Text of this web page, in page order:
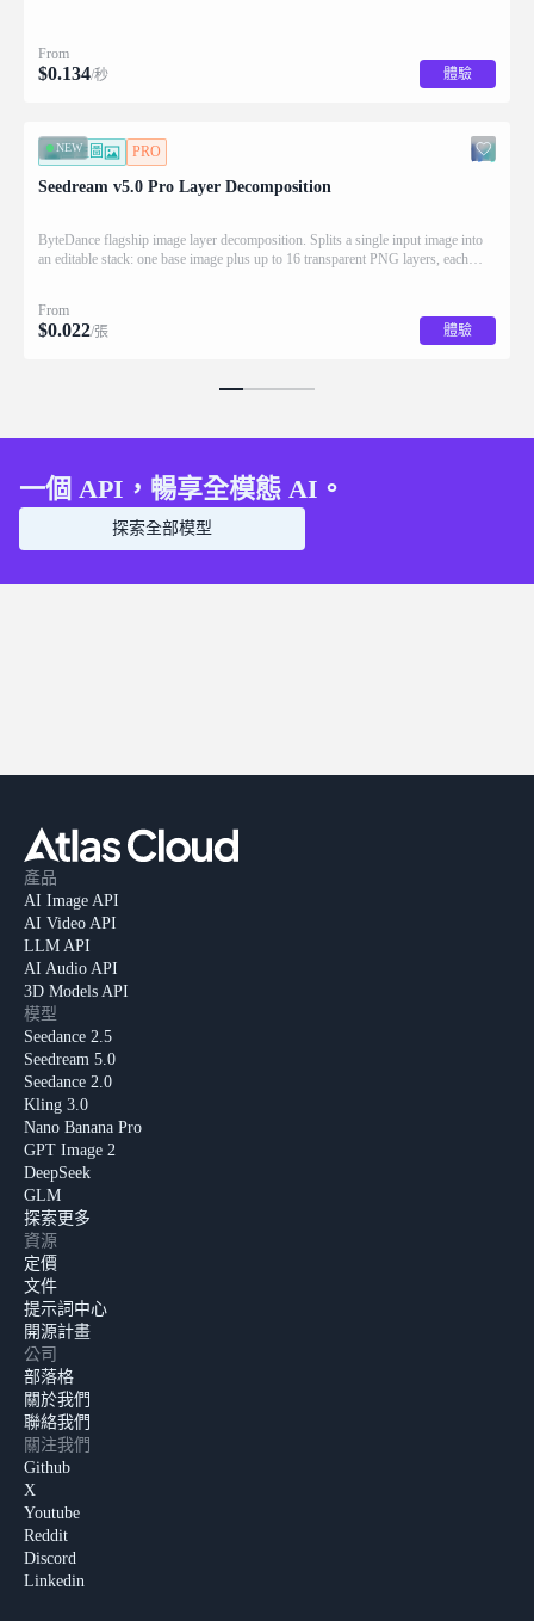
From
$0.134/秒 體驗
NEW
圖生圖 PRO
Seedream v5.0 Pro Layer Decomposition
ByteDance flagship image layer decomposition. Splits a single input image into
an editable stack: one base image plus up to 16 transparent PNG layers, each
From
$0.022/張 體驗
一個 API，暢享全模態 AI。
探索全部模型
產品
AI Image API
AI Video API
LLM API
AI Audio API
3D Models API
模型
Seedance 2.5
Seedream 5.0
Seedance 2.0
Kling 3.0
Nano Banana Pro
GPT Image 2
DeepSeek
GLM
探索更多
資源
定價
文件
提示詞中心
開源計畫
公司
部落格
關於我們
聯絡我們
關注我們
Github
X
Youtube
Reddit
Discord
Linkedin